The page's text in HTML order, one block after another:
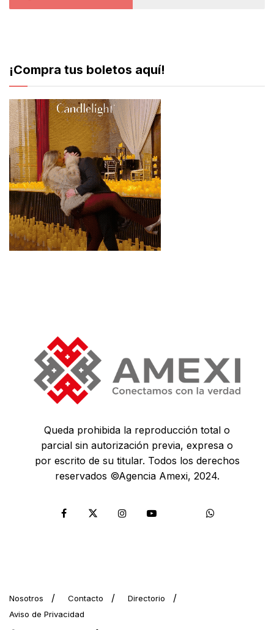
¡Compra tus boletos aquí!
Queda prohibida la reproducción total o
parcial sin autorización previa, expresa o
por escrito de su titular. Todos los derechos
reservados ©Agencia Amexi, 2024.
Nosotros Contacto
Directorio
Aviso de Privacidad